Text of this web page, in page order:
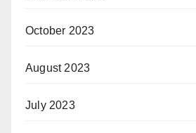
October 2023
August 2023
July 2023